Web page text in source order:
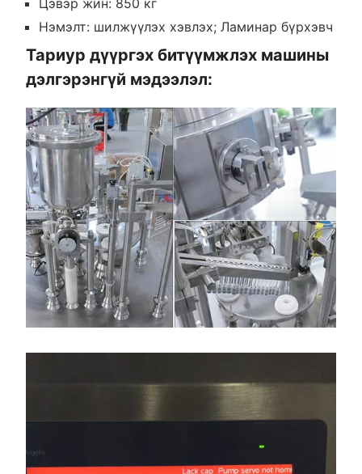
Нэмэлт: шилжүүлэх хэвлэх; Ламинар бүрхэвч
Тариур дүүргэх битүүмжлэх машины
дэлгэрэнгүй мэдээлэл: